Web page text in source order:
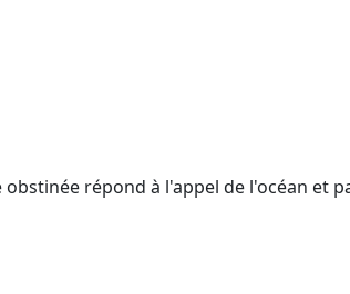
répond à l'appel de l'océan et